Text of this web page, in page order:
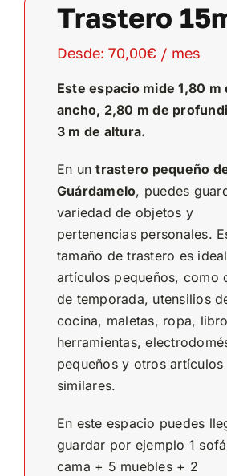
Trastero
Desde: 70,00€ / mes
Este espacio mide 1,80 m
ancho, 2,80 m de
3 m de altura.
En untrastero pequeño
Guárdamelo, puedes
variedad de objetos y
pertenencias personales.
tamaño de trastero es
artículos pequeños, como
de temporada, utensilios
cocina, maletas, ropa,
herramientas,
pequeños y otros artículos
similares.
En este espacio puedes
guardar por ejemplo 1
cama + 5 muebles + 2